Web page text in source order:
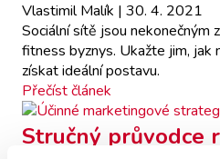
Vlastimil Malík | 30. 4. 2021
Sociální sítě jsou nekonečným
fitness byznys. Ukažte jim, jak
získat ideální postavu.
Přečíst článek
Stručný průvodce